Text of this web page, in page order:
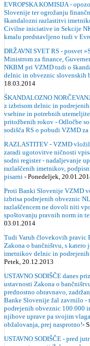
EVROPSKA KOMISIJA -
Slovenije ter ogrožanju
škandalozni razlastitvi
Civilne iniciative in Sekcije
kmalu predstavljeno tudi v
DRŽAVNI SVET RS - posvet
Ministrom za finance,
NKBM pri VZMD tudi o
delnic in obveznic slovenskih
18.03.2014
ŠKANDALOZNO
z izbrisom delnic in
vsebine in potrebnih
pritožbenih rokov - Odločbe
sodišča RS o pobudi VZMD
RAZLASTITEV - VZMD vložil
zaradi ugotovitve ničnosti
sodni register - nadaljevanje
razlaščenih imetnikov,
pisarni - Ponedeljek,
Proti Banki Slovenije VZMD
izbrisa podrejenih obveznic
razlaščencem ne dovoli niti
spoštovanju pravnih norm in
03.01.2014
Tudi Varuh človekovih pravic
Zakona o bančništvu, s katero
imetnikov delnic in
Petek, 20.12.2013
USTAVNO SODIŠČE danes
ustavnosti Zakona o
prednostno obravnavo,
Banke Slovenije žal zavrnilo -
podrejenih obveznic 100.000
njihove uprave pa svojim
obžalovanja, prej nasprotno!-
USTAVNO SODIŠČE - pred